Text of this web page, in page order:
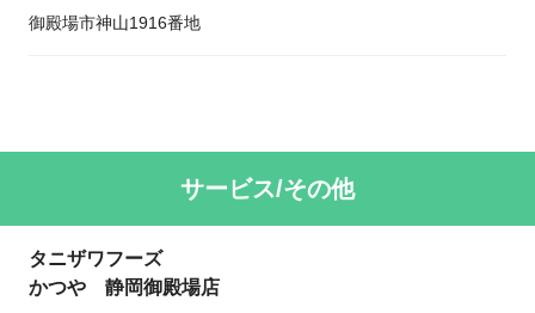
御殿場市神山1916番地
サービス/その他
タニザワフーズ
かつや 静岡御殿場店